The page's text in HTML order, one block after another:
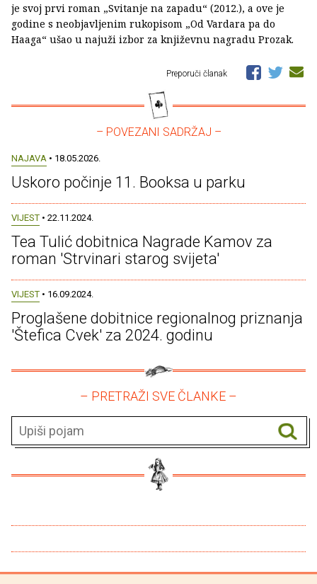
je svoj prvi roman „Svitanje na zapadu“ (2012.), a ove je
godine s neobjavljenim rukopisom „Od Vardara pa do
Haaga“ ušao u najuži izbor za književnu nagradu Prozak.
Preporuči članak
– POVEZANI SADRŽAJ –
NAJAVA • 18.05.2026.
Uskoro počinje 11. Booksa u parku
VIJEST • 22.11.2024.
Tea Tulić dobitnica Nagrade Kamov za
roman 'Strvinari starog svijeta'
VIJEST • 16.09.2024.
Proglašene dobitnice regionalnog priznanja
'Štefica Cvek' za 2024. godinu
– PRETRAŽI SVE ČLANKE –